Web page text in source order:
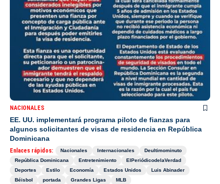
NACIONALES
EE. UU. implementará programa piloto de fianzas para
algunos solicitantes de visas de residencia en República
Dominicana
Enlaces rápidos: Nacionales Internacionales
Deultimominuto
República Dominicana
Entretenimiento
ElPeriódicodelaVerdad
Deportes
Estilo Economía Estados Unidos
Luis Abinader
Béisbol
portada Grandes Ligas MLB